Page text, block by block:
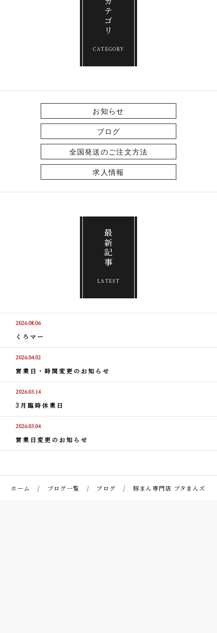
カテゴリ
CATEGORY
お知らせ
ブログ
全国発送のご注文方法
求人情報
最新記事
LATEST
2026.08.06
くろマー
2026.04.02
営業日・時間変更のお知らせ
2026.03.14
3月臨時休業日
2026.03.04
営業日変更のお知らせ
ホーム ブログ一覧 ブログ 豚まん専門店 ブタまんズ